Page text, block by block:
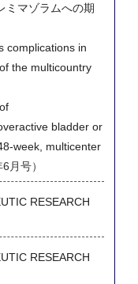
ミマゾラムへの期
complications in
the multicountry
bladder or
week, multicenter
月号）
RESEARCH
RESEARCH